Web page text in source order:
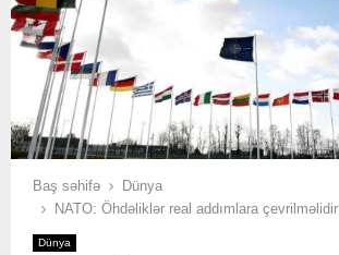
Baş səhifə
Dünya
NATO: Öhdəliklər real addımlara çevrilməlidir
Dünya